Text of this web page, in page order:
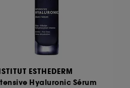
ESTHEDERM
Hyaluronic Sérum